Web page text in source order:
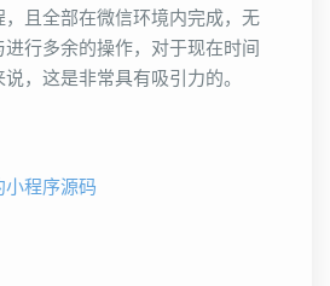
且全部在微信环境内完成，无
行多余的操作，对于现在时间
，这是非常具有吸引力的。
小程序源码